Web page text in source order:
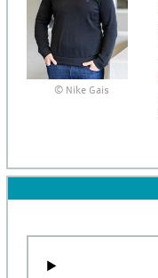
© Nike Gais